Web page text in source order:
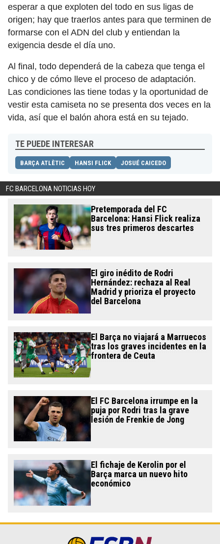
esperar a que exploten del todo en sus ligas de
origen; hay que traerlos antes para que terminen de
formarse con el ADN del club y entiendan la
exigencia desde el día uno.
Al final, todo dependerá de la cabeza que tenga el
chico y de cómo lleve el proceso de adaptación.
Las condiciones las tiene todas y la oportunidad de
vestir esta camiseta no se presenta dos veces en la
vida, así que el balón ahora está en su tejado.
TE PUEDE INTERESAR
BARÇA ATLÈTIC HANSI FLICK JOSUÉ CAICEDO
FC BARCELONA NOTICIAS HOY
Pretemporada del FC
Barcelona: Hansi Flick realiza
sus tres primeros descartes
El giro inédito de Rodri
Hernández: rechaza al Real
Madrid y prioriza el proyecto
del Barcelona
El Barça no viajará a Marruecos
tras los graves incidentes en la
frontera de Ceuta
El FC Barcelona irrumpe en la
puja por Rodri tras la grave
lesión de Frenkie de Jong
El fichaje de Kerolin por el
Barça marca un nuevo hito
económico